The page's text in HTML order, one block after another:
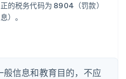
的税务代码为 8904（罚款）
）。
般信息和教育目的，不应